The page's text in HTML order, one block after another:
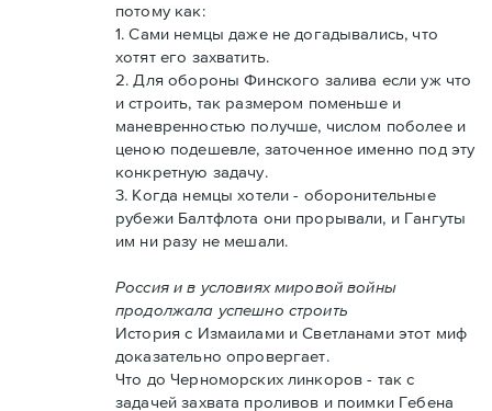
потому как:
1. Сами немцы даже не догадывались, что
хотят его захватить.
2. Для обороны Финского залива если уж что
и строить, так размером поменьше и
маневренностью получше, числом поболее и
ценою подешевле, заточенное именно под эту
конкретную задачу.
3. Когда немцы хотели - оборонительные
рубежи Балтфлота они прорывали, и Гангуты
им ни разу не мешали.
Россия и в условиях мировой войны
продолжала успешно строить
История с Измаилами и Светланами этот миф
доказательно опровергает.
Что до Черноморских линкоров - так с
задачей захвата проливов и поимки Гебена